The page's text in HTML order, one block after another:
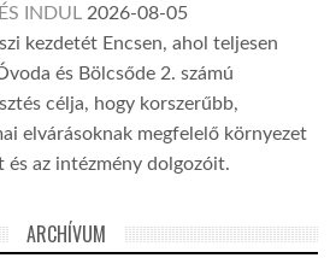
INDUL 2026-08-05
kezdetét Encsen, ahol teljesen
és Bölcsőde 2. számú
célja, hogy korszerűbb,
elvárásoknak megfelelő környezet
és az intézmény dolgozóit.
ARCHÍVUM